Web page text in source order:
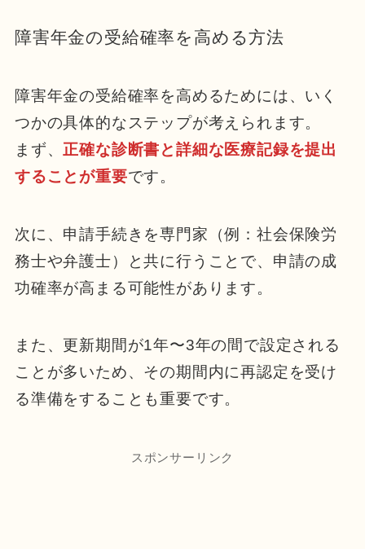
障害年金の受給確率を高める方法
障害年金の受給確率を高めるためには、いく
つかの具体的なステップが考えられます。
まず、 正確な診断書と詳細な医療記録を提出
することが重要です。
次に、申請手続きを専門家（例：社会保険労
務士や弁護士）と共に行うことで、申請の成
功確率が高まる可能性があります。
また、更新期間が1年〜3年の間で設定される
ことが多いため、その期間内に再認定を受け
る準備をすることも重要です。
スポンサーリンク